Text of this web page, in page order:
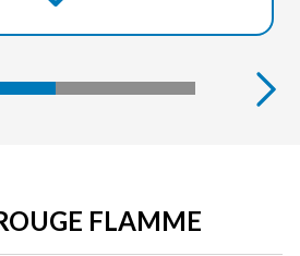
FLAMME